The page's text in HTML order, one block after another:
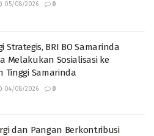
05/08/2026 0
Strategis, BRI BO Samarinda
Melakukan Sosialisasi ke
Tinggi Samarinda
04/08/2026 0
dan Pangan Berkontribusi